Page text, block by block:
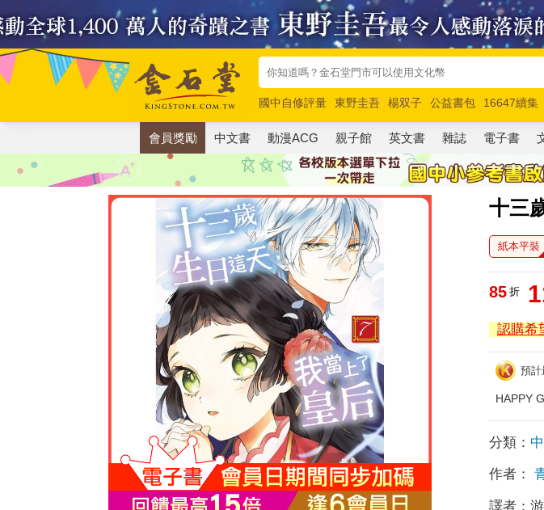
國中自修評量 東野圭吾 楊双子 公益書包 16647續集
唯紅花綻放
奧德賽 路邊攤新作 馬斯克 玩具總動員5
會員獎勵 中文書 動漫ACG 親子館 英文書 雜誌 電子書
十三
紙本平裝
85 折
認購希
預計
HAPPY
分類：
作者：
譯者：